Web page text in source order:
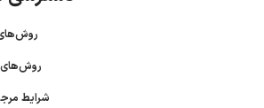
روش‌های
شرایط